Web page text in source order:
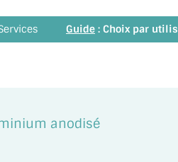
Guide : Choix par
anodisé